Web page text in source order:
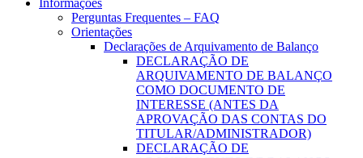
Informações
Perguntas Frequentes – FAQ
Orientações
Declarações de Arquivamento de Balanço
DECLARAÇÃO DE
ARQUIVAMENTO DE BALANÇO
COMO DOCUMENTO DE
INTERESSE (ANTES DA
APROVAÇÃO DAS CONTAS DO
TITULAR/ADMINISTRADOR)
DECLARAÇÃO DE